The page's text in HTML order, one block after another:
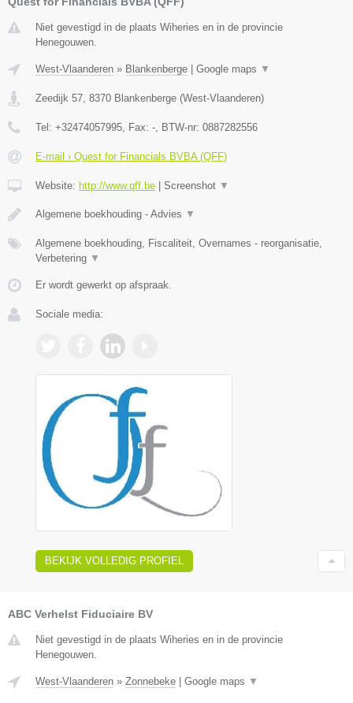
Niet gevestigd in de plaats Wiheries en in de provincie
Henegouwen.
West-Vlaanderen » Blankenberge Google maps ▼
Zeedijk 57, 8370 Blankenberge (West-Vlaanderen)
Tel: +32474057995, Fax: -, BTW-nr: 0887282556
E-mail › Quest for Financials BVBA (QFF)
Website: http://www.qff.be Screenshot ▼
Algemene boekhouding - Advies ▼
Algemene boekhouding, Fiscaliteit, Overnames - reorganisatie,
Verbetering ▼
Er wordt gewerkt op afspraak.
Sociale media:
BEKIJK VOLLEDIG PROFIEL
ABC Verhelst Fiduciaire BV
Niet gevestigd in de plaats Wiheries en in de provincie
Henegouwen.
West-Vlaanderen » Zonnebeke Google maps ▼